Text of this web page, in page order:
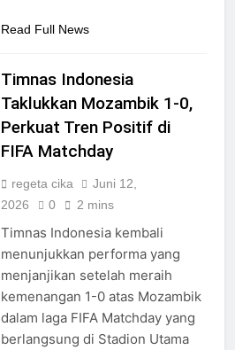
Read Full News
Timnas Indonesia
Taklukkan Mozambik 1-0,
Perkuat Tren Positif di
FIFA Matchday
regeta cika
Juni 12,
2026
0 2 mins
Timnas Indonesia kembali
menunjukkan performa yang
menjanjikan setelah meraih
kemenangan 1-0 atas Mozambik
dalam laga FIFA Matchday yang
berlangsung di Stadion Utama